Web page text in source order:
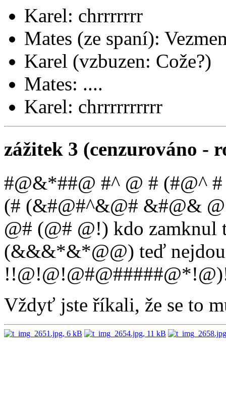
Karel: chrrrrrrr
Mates (ze spaní):
Karel (vzbuzen: Cože?)
Mates: ....
Karel: chrrrrrrrrrr
zážitek 3 (cenzurováno -
#@&*##@ #^ @ # (#@^
(# (&#@#^&@# &#@&
@# (@# @!) kdo
(&&&*&*@@) teď
Vždyť jste říkali, že se to